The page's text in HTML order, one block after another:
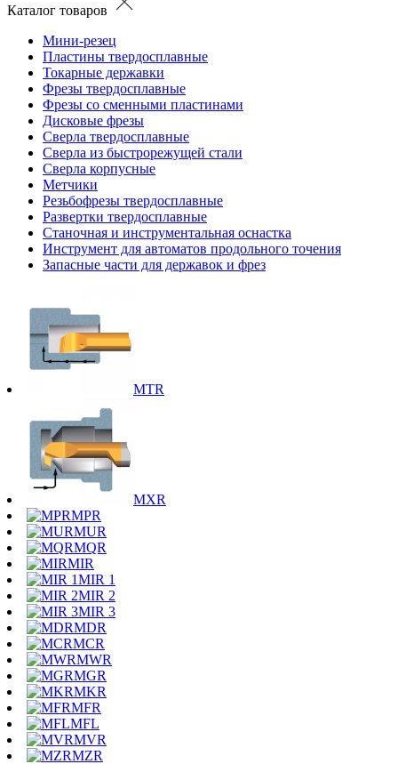
Каталог товаров
Мини-резец
Пластины твердосплавные
Токарные державки
Фрезы твердосплавные
Фрезы со сменными пластинами
Дисковые фрезы
Сверла твердосплавные
Сверла из быстрорежущей стали
Сверла корпусные
Метчики
Резьбофрезы твердосплавные
Развертки твердосплавные
Станочная и инструментальная оснастка
Инструмент для автоматов продольного точения
Запасные части для державок и фрез
MTR
MXR
MPR
MUR
MQR
MIR
MIR 1
MIR 2
MIR 3
MDR
MCR
MWR
MGR
MKR
MFR
MFL
MVR
MZR